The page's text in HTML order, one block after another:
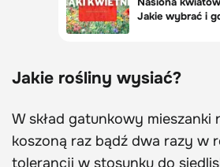
Jakie rośliny wysiać?
W skład gatunkowy mieszanki
koszoną raz bądź dwa razy w
tolerancji w stosunku do